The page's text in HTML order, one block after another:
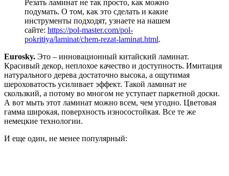
Резать ламинат не так просто, как можно
подумать. О том, как это сделать и какие
инструменты подходят, узнаете на нашем
сайте: https://pol-master.com/pol-
pokritiya/laminat/chem-rezat-laminat.html.
Eurosky. Это – инновационный китайский ламинат.
Красивый декор, неплохое качество и доступность. Имитация
натурального дерева достаточно высока, а ощутимая
шероховатость усиливает эффект. Такой ламинат не
скользкий, а потому во многом не уступает паркетной доски.
А вот мыть этот ламинат можно всем, чем угодно. Цветовая
гамма широкая, поверхность износостойкая. Все те же
немецкие технологии.
И еще один, не менее популярный: